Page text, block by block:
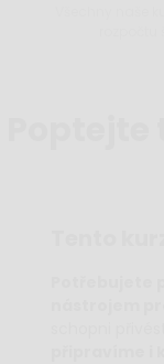
Všechny naše
Tento
nástrojem
schopni
připravíme i